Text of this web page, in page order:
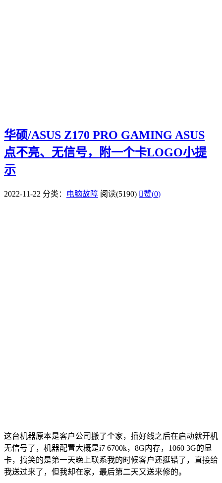
华硕/ASUS Z170 PRO GAMING ASUS
点不亮、无信号，附一个卡LOGO小提
示
2022-11-22 分类： 电脑故障 阅读(5190) 赞(0)
这台机器原本是客户公司搬了个家，插好线之后在启动就开机
无信号了，机器配置大概是i7 6700k，8G内存，1060 3G的显
卡，搞笑的是第一天晚上联系我的时候客户还挺错了，直接给
我送过来了，但我却在家，最后第二天又送来修的。